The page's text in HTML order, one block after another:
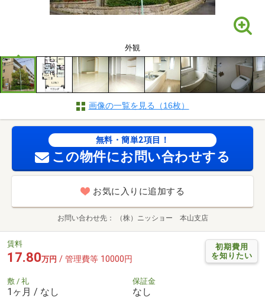
外観
画像の一覧を見る（16枚）
無料・簡単2項目！
この物件にお問い合わせする
お気に入りに追加する
お問い合わせ先 （株）ニッショー 本山支店
初期費用
を知りたい
賃料
17.80万円 / 管理費等 10000円
敷 / 礼
1ヶ月 / なし
保証金
なし